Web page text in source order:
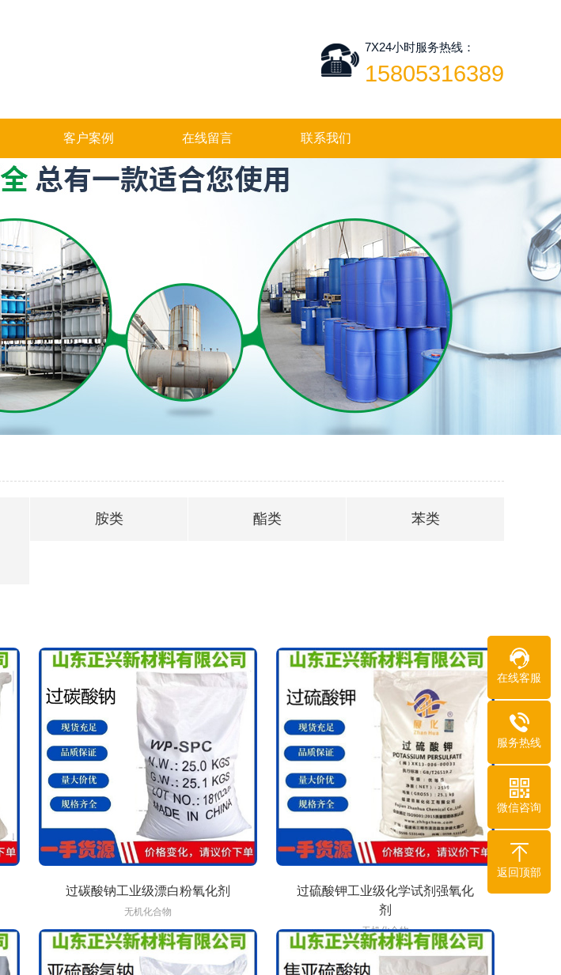
7X24小时服务热线：
15805316389
客户案例 在线留言 联系我们
胺类 酯类 苯类
过碳酸钠工业级漂白粉氧化剂
无机化合物
过硫酸钾工业级化学试剂强氧化
剂
无机化合物
在线客服
服务热线
微信咨询
返回顶部